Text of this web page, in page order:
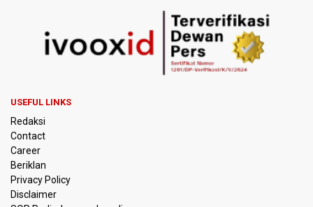
BEI Catat Pertumbuhan Investor Saham Capai 10,05 Juta
Flores Bersiap Gelar Festival Golo Koe 2026, Promosikan
Kemkomdigi Targetkan Reaktivasi IGRS Rampung 2026
TNI Gelar Latihan Kesiapsiagaan Penanggulangan
Pemprov Jabar Sediakan Knalpot Standar Gratis di Pos
Polisi saat Razia Knalpot Brong
USEFUL LINKS
Redaksi
Contact
Career
Beriklan
Privacy Policy
Disclaimer